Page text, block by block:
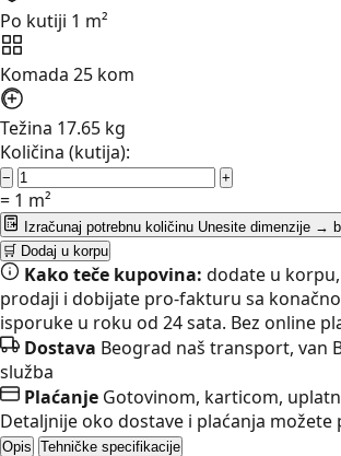
Po kutiji 1 m²
Komada 25 kom
Težina 17.65 kg
Količina (kutija):
− +
= 1 m²
Izračunaj potrebnu količinu Unesite dimenzije →
🛒 Dodaj u korpu
Kako teče kupovina: dodate u
prodaji i dobijate pro-fakturu sa
isporuke u roku od 24 sata. Bez online
Dostava Beograd naš transport, van
služba
Plaćanje Gotovinom, karticom,
Detaljnije oko dostave i plaćanja možete
Opis Tehničke specifikacije